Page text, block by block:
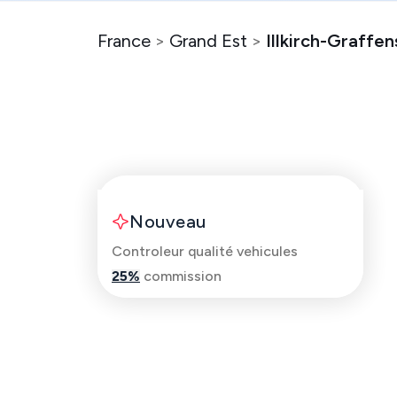
France > Grand Est > Illkirch-
Nouveau
Controleur qualité vehicules
25% commission